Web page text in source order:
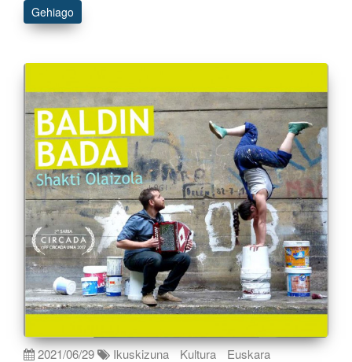
Gehiago
2021/06/29 Ikuskizuna Kultura Euskara